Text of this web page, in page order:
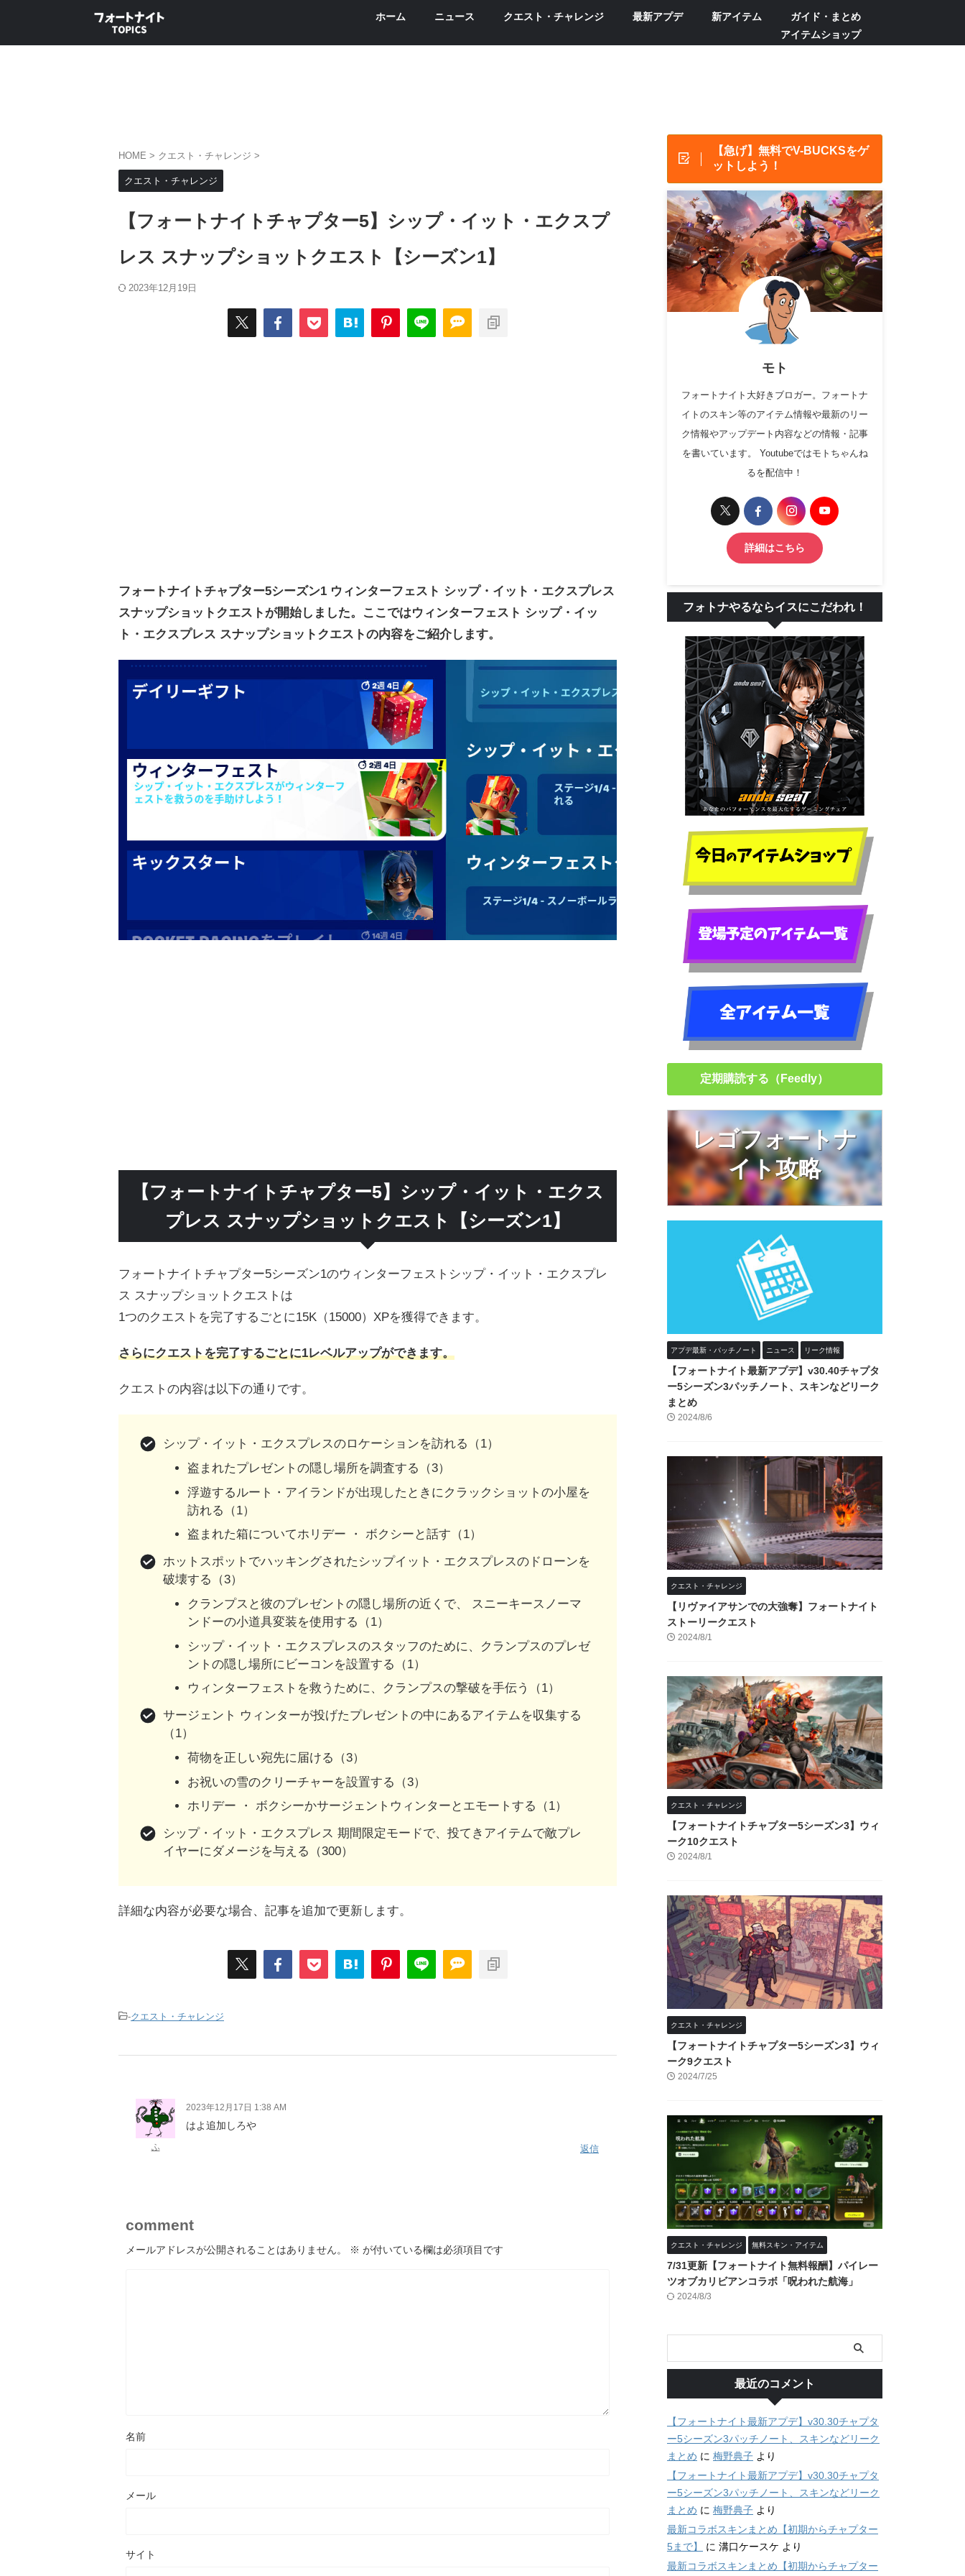
ホーム ニュース クエスト・チャレンジ 最新アプデ 新アイテム
ガイド・まとめ
アイテムショップ
HOME > クエスト・チャレンジ >
クエスト・チャレンジ
【フォートナイトチャプター5】シップ・イット・エクスプ
レス スナップショットクエスト【シーズン1】
2023年12月19日
フォートナイトチャプター5シーズン1 ウィンターフェスト シップ・イット・エクスプレス
スナップショットクエストが開始しました。ここではウィンターフェスト シップ・イッ
ト・エクスプレス スナップショットクエストの内容をご紹介します。
【フォートナイトチャプター5】シップ・イット・エクス
プレス スナップショットクエスト【シーズン1】
フォートナイトチャプター5シーズン1のウィンターフェストシップ・イット・エクスプレ
ス スナップショットクエストは
1つのクエストを完了するごとに15K（15000）XPを獲得できます。
さらにクエストを完了するごとに1レベルアップができます。
クエストの内容は以下の通りです。
シップ・イット・エクスプレスのロケーションを訪れる（1）
盗まれたプレゼントの隠し場所を調査する（3）
浮遊するルート・アイランドが出現したときにクラックショットの小屋を
訪れる（1）
盗まれた箱についてホリデー ・ ボクシーと話す（1）
ホットスポットでハッキングされたシップイット・エクスプレスのドローンを
破壊する（3）
クランプスと彼のプレゼントの隠し場所の近くで、 スニーキースノーマ
ンドーの小道具変装を使用する（1）
シップ・イット・エクスプレスのスタッフのために、クランプスのプレゼ
ントの隠し場所にビーコンを設置する（1）
ウィンターフェストを救うために、クランプスの撃破を手伝う（1）
サージェント ウィンターが投げたプレゼントの中にあるアイテムを収集する
（1）
荷物を正しい宛先に届ける（3）
お祝いの雪のクリーチャーを設置する（3）
ホリデー ・ ボクシーかサージェントウィンターとエモートする（1）
シップ・イット・エクスプレス 期間限定モードで、投てきアイテムで敵プレ
イヤーにダメージを与える（300）
詳細な内容が必要な場合、記事を追加で更新します。
-クエスト・チャレンジ
ふ
2023年12月17日 1:38 AM
はよ追加しろや
返信
comment
メールアドレスが公開されることはありません。 ※ が付いている欄は必須項目です
名前
メール
サイト
【急げ】無料でV-BUCKSをゲ
ットしよう！
モト
フォートナイト大好きブロガー。フォートナ
イトのスキン等のアイテム情報や最新のリー
ク情報やアップデート内容などの情報・記事
を書いています。 Youtubeではモトちゃんね
るを配信中！
詳細はこちら
フォトナやるならイスにこだわれ！
定期購読する（Feedly）
レゴフォートナ
イト攻略
アプデ最新・パッチノート ニュース リーク情報
【フォートナイト最新アプデ】v30.40チャプタ
ー5シーズン3パッチノート、スキンなどリーク
まとめ
2024/8/6
クエスト・チャレンジ
【リヴァイアサンでの大強奪】フォートナイト
ストーリークエスト
2024/8/1
クエスト・チャレンジ
【フォートナイトチャプター5シーズン3】ウィ
ーク10クエスト
2024/8/1
クエスト・チャレンジ
【フォートナイトチャプター5シーズン3】ウィ
ーク9クエスト
2024/7/25
クエスト・チャレンジ 無料スキン・アイテム
7/31更新【フォートナイト無料報酬】パイレー
ツオブカリビアンコラボ「呪われた航海」
2024/8/3
最近のコメント
【フォートナイト最新アプデ】v30.30チャプタ
ー5シーズン3パッチノート、スキンなどリーク
まとめ に 梅野典子 より
【フォートナイト最新アプデ】v30.30チャプタ
ー5シーズン3パッチノート、スキンなどリーク
まとめ に 梅野典子 より
最新コラボスキンまとめ【初期からチャプター
5まで】
に 溝口ケースケ より
最新コラボスキンまとめ【初期からチャプター